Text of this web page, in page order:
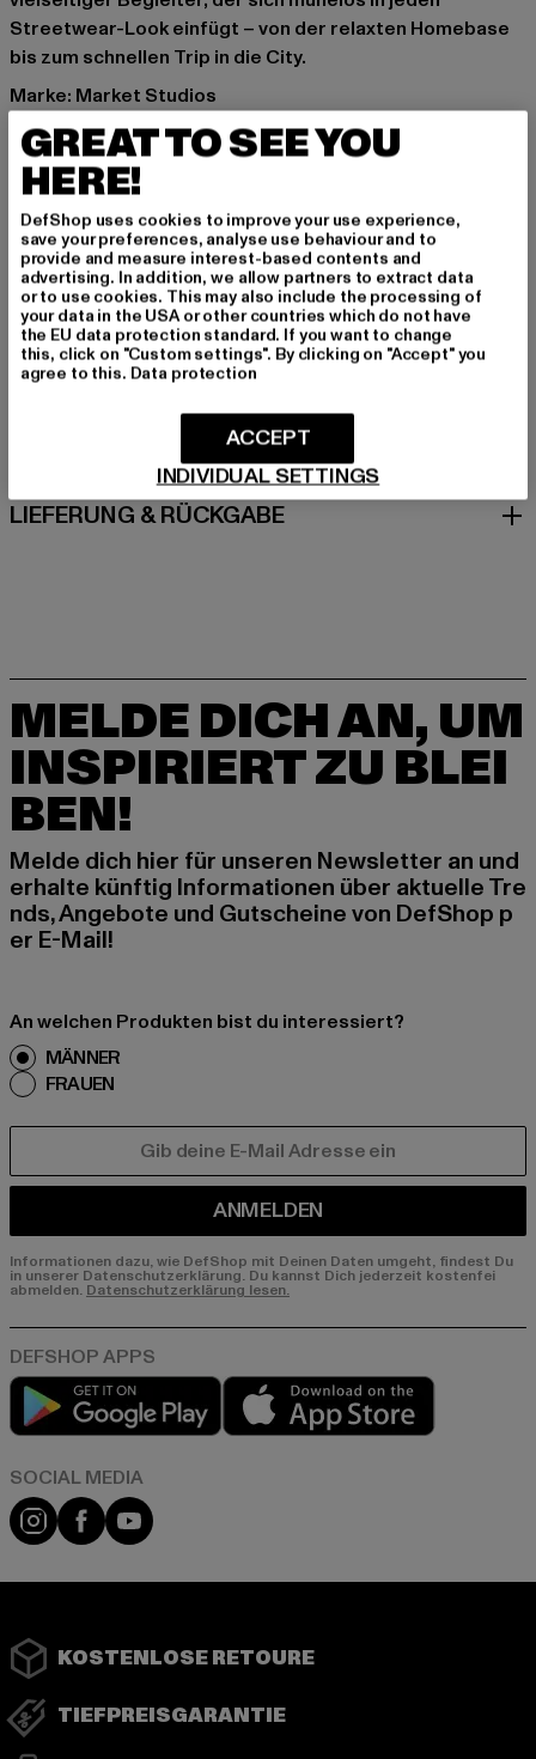
Streetwear-Look einfügt – von der relaxten Homebase
bis zum schnellen Trip in die City.
Marke: Market Studios
Kat.: Sweat & Fleece - Hoodies Zipthrough
Farbe: beige
Hersteller Farbe: buttercream
Materialzusammensetzung: 100% Baumwolle
Art.Nr: 397000701-09724
Hersteller: After Market, Inc | help@marketstudios.com
Colorado BLVD. 1800 | 90041 Los Angeles | US
GRÖSSE & PASSFORM
PFLEGEHINWEISE
LIEFERUNG & RÜCKGABE
MELDE DICH AN, UM
INSPIRIERT ZU BLEI
BEN!
Melde dich hier für unseren Newsletter an und
erhalte künftig Informationen über aktuelle Tre
nds, Angebote und Gutscheine von DefShop p
er E-Mail!
An welchen Produkten bist du interessiert?
MÄNNER
FRAUEN
ANMELDEN
Informationen dazu, wie DefShop mit Deinen Daten umgeht, findest Du
in unserer Datenschutzerklärung. Du kannst Dich jederzeit kostenfei
abmelden. Datenschutzerklärung lesen.
Play market
Instagram
FacebookYouTube
KOSTENLOSE RETOURE
TIEFPREISGARANTIE
GREAT TO SEE YOU
HERE!
DefShop uses cookies to improve your use experience,
save your preferences, analyse use behaviour and to
provide and measure interest-based contents and
advertising. In addition, we allow partners to extract data
or to use cookies. This may also include the processing of
your data in the USA or other countries which do not have
the EU data protection standard. If you want to change
this, click on "Custom settings". By clicking on "Accept" you
agree to this. Data protection
INDIVIDUAL SETTINGS
ACCEPT